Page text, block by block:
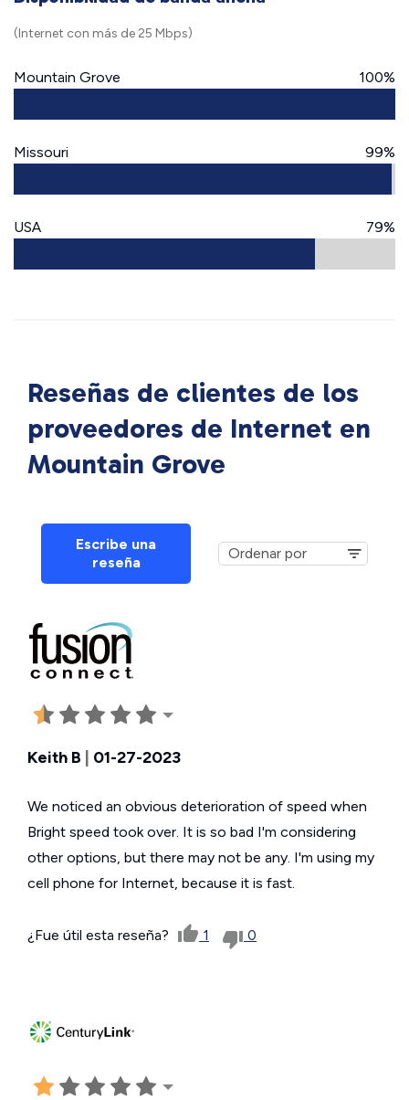
(Internet con más de 25 Mbps)
Mountain Grove 100%
Missouri 99%
USA 79%
Reseñas de clientes de los
proveedores de Internet en
Mountain Grove
Escribe una
reseña
Keith B 01-27-2023
We noticed an obvious deterioration of speed when
Bright speed took over. It is so bad I'm considering
other options, but there may not be any. I'm using my
cell phone for Internet, because it is fast.
¿Fue útil esta reseña? 1 0